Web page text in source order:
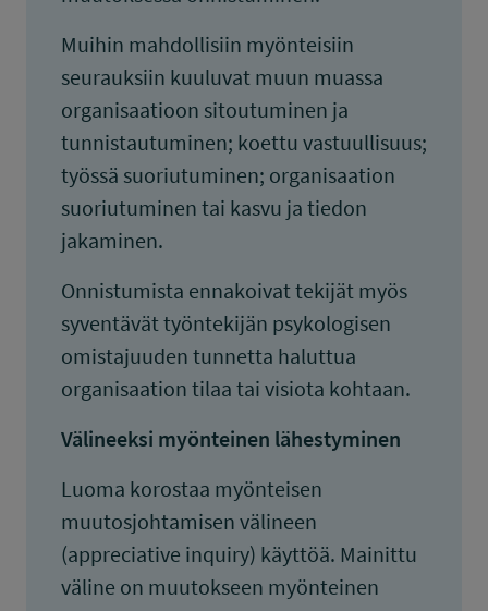
Muihin mahdollisiin myönteisiin
seurauksiin kuuluvat muun muassa
organisaatioon sitoutuminen ja
tunnistautuminen; koettu vastuullisuus;
työssä suoriutuminen; organisaation
suoriutuminen tai kasvu ja tiedon
jakaminen.
Onnistumista ennakoivat tekijät myös
syventävät työntekijän psykologisen
omistajuuden tunnetta haluttua
organisaation tilaa tai visiota kohtaan.
Välineeksi myönteinen lähestyminen
Luoma korostaa myönteisen
muutosjohtamisen välineen
(appreciative inquiry) käyttöä. Mainittu
väline on muutokseen myönteinen